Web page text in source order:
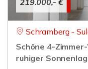
219.000,- €
Schramberg -
Schöne 4-
ruhiger